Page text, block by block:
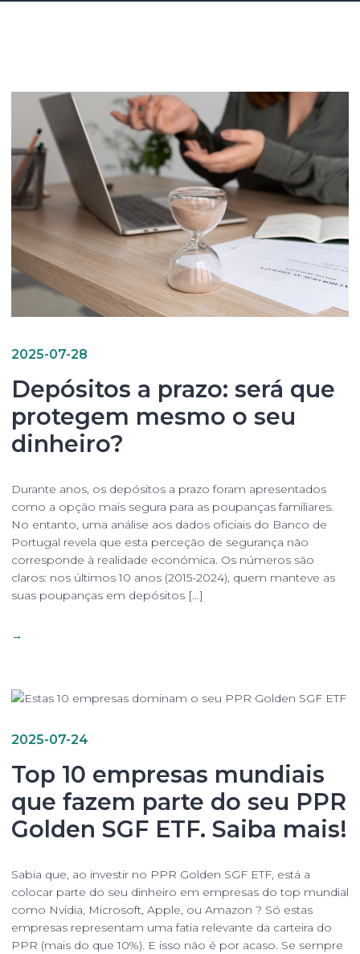
2025-07-28
Depósitos a prazo: será que
protegem mesmo o seu
dinheiro?
Durante anos, os depósitos a prazo foram apresentados
como a opção mais segura para as poupanças familiares.
No entanto, uma análise aos dados oficiais do Banco de
Portugal revela que esta perceção de segurança não
corresponde à realidade económica. Os números são
claros: nos últimos 10 anos (2015-2024), quem manteve as
suas poupanças em depósitos […]
→
2025-07-24
Top 10 empresas mundiais
que fazem parte do seu PPR
Golden SGF ETF. Saiba mais!
Sabia que, ao investir no PPR Golden SGF ETF, está a
colocar parte do seu dinheiro em empresas do top mundial
como Nvidia, Microsoft, Apple, ou Amazon ? Só estas
empresas representam uma fatia relevante da carteira do
PPR (mais do que 10%). E isso não é por acaso. Se sempre